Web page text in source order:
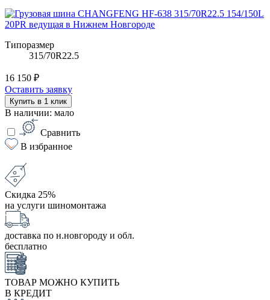
Типоразмер
315/70R22.5
16 150 ₽
Оставить заявку
Купить в 1 клик
В наличии: мало
Сравнить
В избранное
Скидка 25%
на услуги шиномонтажа
доставка по н.новгороду и обл.
бесплатно
ТОВАР МОЖНО КУПИТЬ
В КРЕДИТ